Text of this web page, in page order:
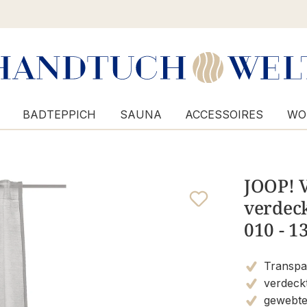
BADTEPPICH SAUNA ACCESSOIRES
JOOP!
010 -